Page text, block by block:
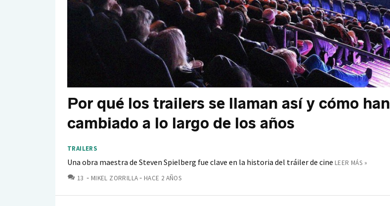
Por qué los trailers se llaman así y cómo han
cambiado a lo largo de los años
TRAILERS
Una obra maestra de Steven Spielberg fue clave en la historia del tráiler de cine LEER MÁS »
13 COMENTARIOS
MIKEL ZORRILLA HACE 2 AÑOS